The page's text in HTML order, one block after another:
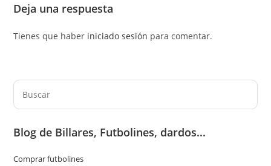
Deja una respuesta
Tienes que haber iniciado sesión para comentar.
Blog de Billares, Futbolines, dardos...
Comprar futbolines